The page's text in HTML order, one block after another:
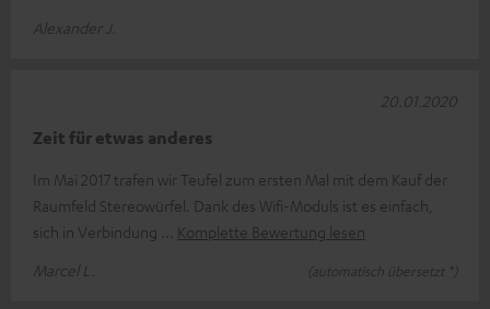
Alexander J.
Zeit für etwas anderes
Im Mai 2017 trafen wir Teufel zum ersten Mal mit dem Kauf der
Raumfeld Stereowürfel. Dank des Wifi-Moduls ist es einfach,
sich in Verbindung
Komplette Bewertung lesen
Marcel L.
(automatisch übersetzt *)
20.01.2020